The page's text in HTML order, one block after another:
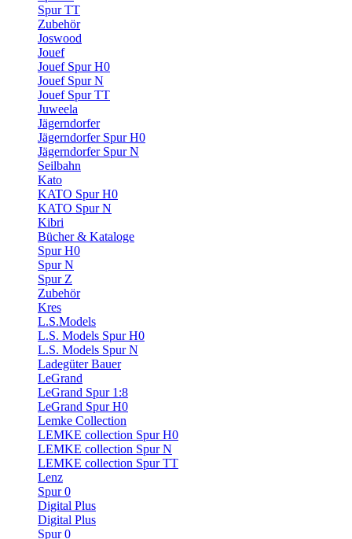
Spur TT
Zubehör
Joswood
Jouef
Jouef Spur H0
Jouef Spur N
Jouef Spur TT
Juweela
Jägerndorfer
Jägerndorfer Spur H0
Jägerndorfer Spur N
Seilbahn
Kato
KATO Spur H0
KATO Spur N
Kibri
Bücher & Kataloge
Spur H0
Spur N
Spur Z
Zubehör
Kres
L.S.Models
L.S. Models Spur H0
L.S. Models Spur N
Ladegüter Bauer
LeGrand
LeGrand Spur 1:8
LeGrand Spur H0
Lemke Collection
LEMKE collection Spur H0
LEMKE collection Spur N
LEMKE collection Spur TT
Lenz
Spur 0
Digital Plus
Digital Plus
Spur 0